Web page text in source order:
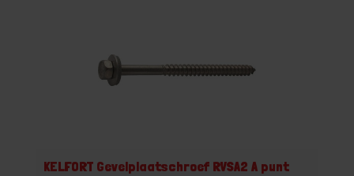
KELFORT Gevelplaatschroef RVSA2 A punt